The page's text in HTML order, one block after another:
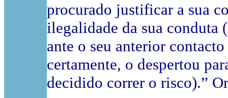
procurado justificar a sua
ilegalidade da sua conduta
ante o seu anterior
certamente, o despertou
decidido correr o risco).”